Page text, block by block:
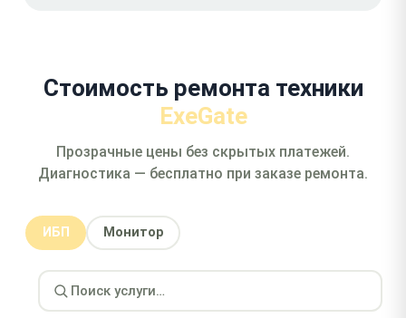
Стоимость ремонта техники
ExeGate
Прозрачные цены без скрытых платежей.
Диагностика — бесплатно при заказе ремонта.
ИБП Монитор